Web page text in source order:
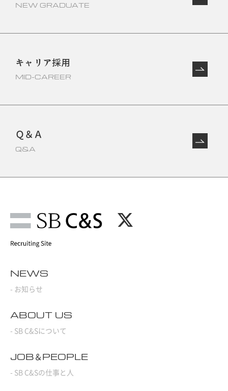
NEW GRADUATE
キャリア採用
MID-CAREER
Ｑ＆Ａ
Q&A
NEWS
- お知らせ
ABOUT US
- SB C&Sについて
JOB＆PEOPLE
- SB C&Sの仕事と人